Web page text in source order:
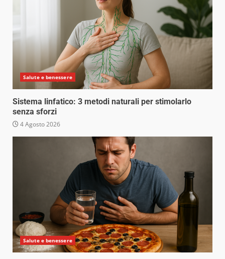
Salute e benessere
Sistema linfatico: 3 metodi naturali per stimolarlo
senza sforzi
4 Agosto 2026
Salute e benessere